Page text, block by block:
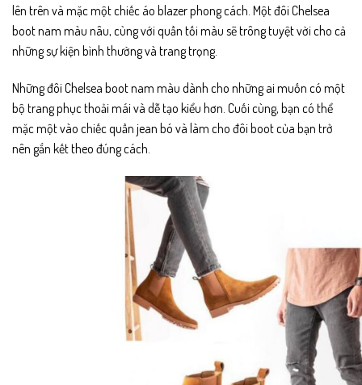
lên trên và mặc một chiếc áo blazer phong cách. Một đôi Chelsea
boot nam màu nâu, cùng với quần tối màu sẽ trông tuyệt vời cho cả
những sự kiện bình thường và trang trọng.
Những đôi Chelsea boot nam màu dành cho những ai muốn có một
bộ trang phục thoải mái và dễ tạo kiểu hơn. Cuối cùng, bạn có thể
mặc một vào chiếc quần jean bó và làm cho đôi boot của bạn trở
nên gắn kết theo đúng cách.